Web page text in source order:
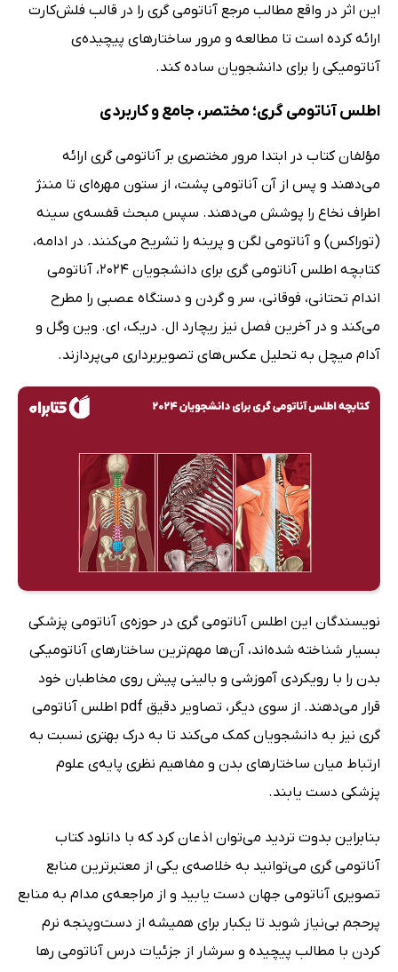
این اثر در واقع مطالب مرجع آناتومی گری را در قالب فلش‌کارت
ارائه کرده است تا مطالعه و مرور ساختارهای پیچیده‌ی
آناتومیکی را برای دانشجویان ساده کند.
اطلس آناتومی گری؛ مختصر، جامع و کاربردی
مؤلفان کتاب در ابتدا مرور مختصری بر آناتومی گری ارائه
می‌دهند و پس از آن آناتومی پشت، از ستون مهره‌ای تا مننژ
اطراف نخاع را پوشش می‌دهند. سپس مبحث قفسه‌ی سینه
(توراکس) و آناتومی لگن و پرینه را تشریح می‌کنند. در ادامه،
کتابچه اطلس آناتومی گری برای دانشجویان 2024، آناتومی
اندام تحتانی، فوقانی، سر و گردن و دستگاه عصبی را مطرح
می‌کند و در آخرین فصل نیز ریچارد ال. دریک، ای. وین وگل و
آدام میچل به تحلیل عکس‌های تصویربرداری می‌پردازند.
نویسندگان این اطلس آناتومی گری در حوزه‌ی آناتومی پزشکی
بسیار شناخته شده‌اند، آن‌ها مهم‌ترین ساختارهای آناتومیکی
بدن را با رویکردی آموزشی و بالینی پیش روی مخاطبان خود
قرار می‌دهند. از سوی دیگر، تصاویر دقیق pdf اطلس آناتومی
گری نیز به دانشجویان کمک می‌کند تا به درک بهتری نسبت به
ارتباط میان ساختارهای بدن و مفاهیم نظری پایه‌ی علوم
پزشکی دست یابند.
بنابراین بدوت تردید می‌توان اذعان کرد که با دانلود کتاب
آناتومی گری می‌توانید به خلاصه‌ی یکی از معتبرترین منابع
تصویری آناتومی جهان دست یابید و از مراجعه‌ی مدام به منابع
پرحجم بی‌نیاز شوید تا یکبار برای همیشه از دست‌وپنجه نرم
کردن با مطالب پیچیده و سرشار از جزئیات درس آناتومی رها